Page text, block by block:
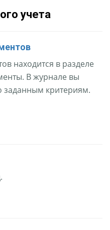
учета
находится в разделе
В журнале вы
заданным критериям.